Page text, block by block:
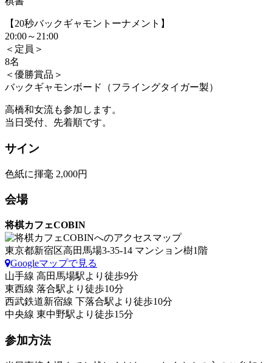
【20秒バックギャモントーナメント】
20:00～21:00
＜定員＞
8名
＜優勝賞品＞
バックギャモンボード（フライングタイガー製）
高橋和女流も参加します。
当日受付、先着順です。
サイン
色紙に揮毫 2,000円
会場
将棋カフェCOBIN
東京都新宿区高田馬場3-35-14 マンション樹1階
Googleマップで見る
山手線 高田馬場駅より徒歩9分
東西線 落合駅より徒歩10分
西武鉄道新宿線 下落合駅より徒歩10分
中央線 東中野駅より徒歩15分
参加方法